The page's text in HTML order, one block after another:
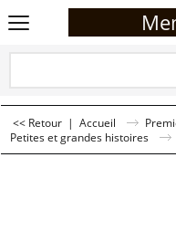
<< Retour | Accueil
Petites et grandes histoires